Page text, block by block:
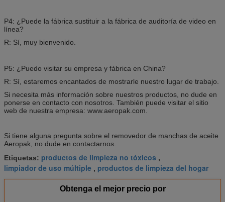
P4: ¿Puede la fábrica sustituir a la fábrica de auditoría de video en
línea?
R: Sí, muy bienvenido.
P5: ¿Puedo visitar su empresa y fábrica en China?
R: Sí, estaremos encantados de mostrarle nuestro lugar de trabajo.
Si necesita más información sobre nuestros productos, no dude en
ponerse en contacto con nosotros. También puede visitar el sitio
web de nuestra empresa: www.aeropak.com.
Si tiene alguna pregunta sobre el removedor de manchas de aceite
Aeropak, no dude en contactarnos.
Etiquetas: productos de limpieza no tóxicos ,
limpiador de uso múltiple , productos de limpieza del hogar
Obtenga el mejor precio por